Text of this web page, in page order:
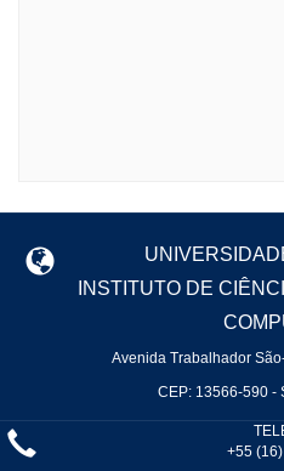
INSTITUTO DE
Avenida Trabalhador
CEP: 13566-590 -
+55